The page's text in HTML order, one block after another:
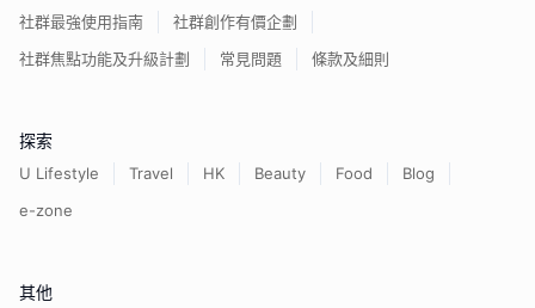
社群最強使用指南
社群創作有價企劃
社群焦點功能及升級計劃
常見問題 條款及細則
探索
U Lifestyle Travel HK Beauty Food
Blog
e-zone
其他